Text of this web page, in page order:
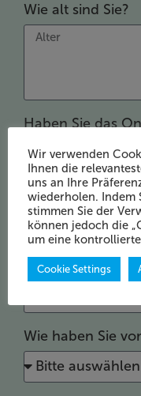
Wie alt sind Sie?
Haben Sie das
Ja
Nein
War der Preis
Wie bewerten
Wie haben Sie
Wir verwenden
Ihnen die
uns an Ihre
wiederholen. Indem
stimmen Sie der
können jedoch die
um eine
Cookie Settings